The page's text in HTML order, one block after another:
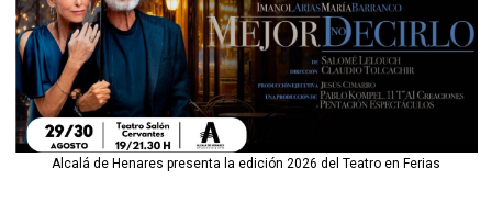
Alcalá de Henares presenta la edición 2026 del Teatro en Ferias